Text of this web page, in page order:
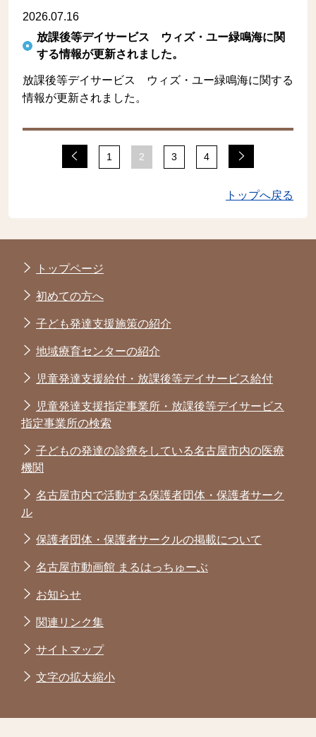
2026.07.16
放課後等デイサービス ウィズ・ユー緑鳴海に関
する情報が更新されました。
放課後等デイサービス ウィズ・ユー緑鳴海に関する
情報が更新されました。
1 2 3 4
トップへ戻る
トップページ
初めての方へ
子ども発達支援施策の紹介
地域療育センターの紹介
児童発達支援給付・放課後等デイサービス給付
児童発達支援指定事業所・放課後等デイサービス
指定事業所の検索
子どもの発達の診療をしている名古屋市内の医療
機関
名古屋市内で活動する保護者団体・保護者サーク
ル
保護者団体・保護者サークルの掲載について
名古屋市動画館 まるはっちゅーぶ
お知らせ
関連リンク集
サイトマップ
文字の拡大縮小